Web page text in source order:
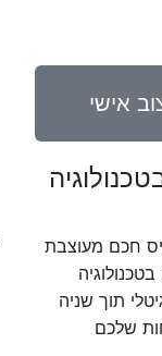
אישי
חכם מעוצבת
תוך שניה
שלכם